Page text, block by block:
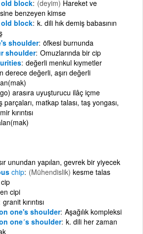
block (deyim) Hareket ve
benzeyen kimse
block k. dili hık demiş babasının
shoulder öfkesi burnunda
shoulder Omuzlarında bir cip
değerli menkul kıymetler
derece değerli, aşırı değerli
arasıra uyuşturucu ilâç içme
parçaları, matkap talası, taş yongası,
kırıntısı
unundan yapılan, gevrek bir yiyecek
chip (Mühendislik) kesme talas
cipi
granit kırıntısı
one's shoulder Aşağılık kompleksi
one´s shoulder k. dili her zaman